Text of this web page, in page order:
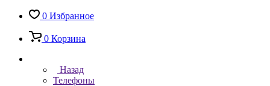
0 Избранное
0 Корзина
Назад
Телефоны